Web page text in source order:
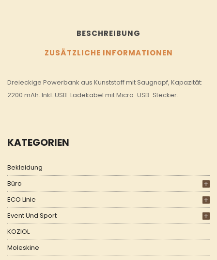
KATEGORIEN
Bekleidung
Büro
ECO Linie
Event Und Sport
KOZIOL
Moleskine
BESCHREIBUNG
ZUSÄTZLICHE INFORMATIONEN
Dreieckige Powerbank aus Kunststoff mit Saugnapf, Kapazität:
2200 mAh. Inkl. USB-Ladekabel mit Micro-USB-Stecker.